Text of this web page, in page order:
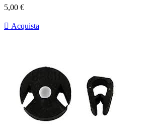
Prezzo
5,00 €
 Acquista